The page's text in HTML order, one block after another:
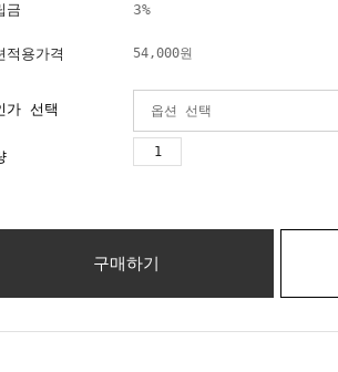
금 3%
적용가격 54,000원
가 선택
구매하기